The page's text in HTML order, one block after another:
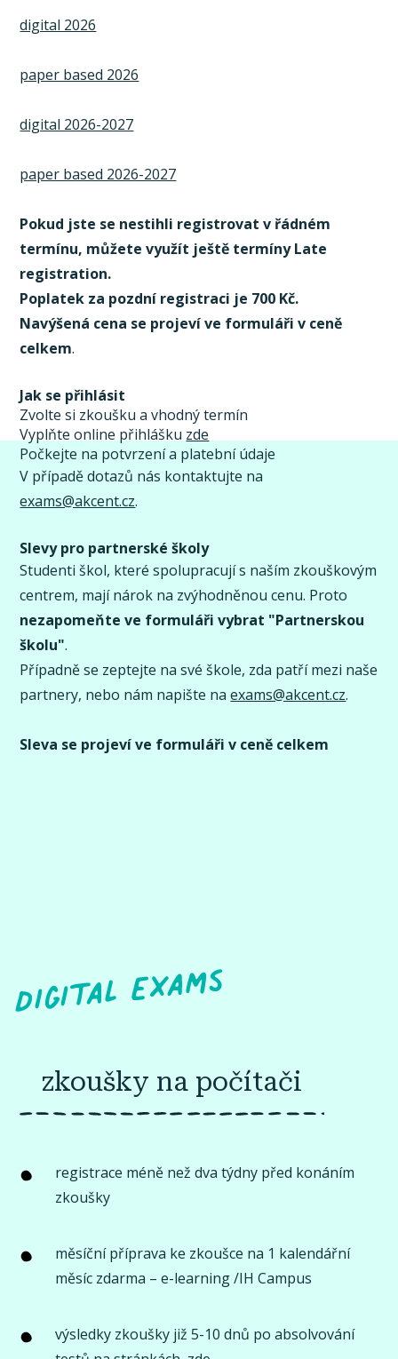
digital 2026
paper based 2026
digital 2026-2027
paper based 2026-2027
Pokud jste se nestihli registrovat v řádném
termínu, můžete využít ještě termíny Late
registration.
Poplatek za pozdní registraci je 700 Kč.
Navýšená cena se projeví ve formuláři v ceně
celkem.
Jak se přihlásit
Zvolte si zkoušku a vhodný termín
Vyplňte online přihlášku zde
Počkejte na potvrzení a platební údaje
V případě dotazů nás kontaktujte na
exams@akcent.cz.
Slevy pro partnerské školy
Studenti škol, které spolupracují s naším zkouškovým
centrem, mají nárok na zvýhodněnou cenu. Proto
nezapomeňte ve formuláři vybrat "Partnerskou
školu".
Případně se zeptejte na své škole, zda patří mezi naše
partnery, nebo nám napište naexams@akcent.cz.
Sleva se projeví ve formuláři v ceně celkem
zkoušky na počítači
registrace méně než dva týdny před konáním
zkoušky
měsíční příprava ke zkoušce na 1 kalendářní
měsíc zdarma – e-learning /IH Campus
výsledky zkoušky již 5-10 dnů po absolvování